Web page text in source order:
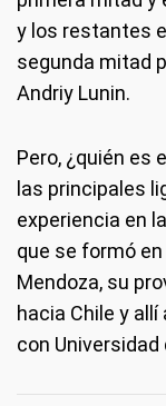
y los restantes
segunda mitad
Andriy Lunin.
Pero, ¿quién es
las principales
experiencia en
que se formó
Mendoza, su
hacia Chile y
con Universidad